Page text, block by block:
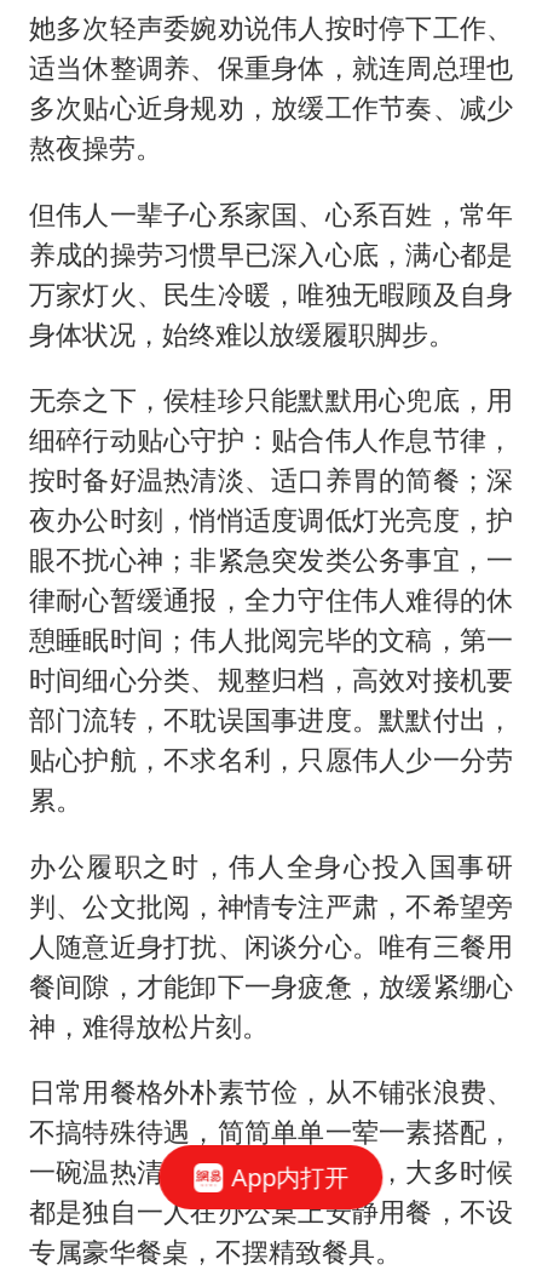
她多次轻声委婉劝说伟人按时停下工作、
适当休整调养、保重身体，就连周总理也
多次贴心近身规劝，放缓工作节奏、减少
熬夜操劳。
但伟人一辈子心系家国、心系百姓，常年
养成的操劳习惯早已深入心底，满心都是
万家灯火、民生冷暖，唯独无暇顾及自身
身体状况，始终难以放缓履职脚步。
无奈之下，侯桂珍只能默默用心兜底，用
细碎行动贴心守护：贴合伟人作息节律，
按时备好温热清淡、适口养胃的简餐；深
夜办公时刻，悄悄适度调低灯光亮度，护
眼不扰心神；非紧急突发类公务事宜，一
律耐心暂缓通报，全力守住伟人难得的休
憩睡眠时间；伟人批阅完毕的文稿，第一
时间细心分类、规整归档，高效对接机要
部门流转，不耽误国事进度。默默付出，
贴心护航，不求名利，只愿伟人少一分劳
累。
办公履职之时，伟人全身心投入国事研
判、公文批阅，神情专注严肃，不希望旁
人随意近身打扰、闲谈分心。唯有三餐用
餐间隙，才能卸下一身疲惫，放缓紧绷心
神，难得放松片刻。
日常用餐格外朴素节俭，从不铺张浪费、
不搞特殊待遇，简简单单一荤一素搭配，
一碗温热清汤，足量饱腹即可，大多时候
都是独自一人在办公桌上安静用餐，不设
专属豪华餐桌，不摆精致餐具。
App内打开